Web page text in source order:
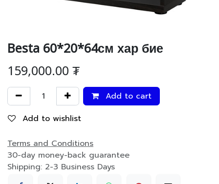
Besta 60*20*64см хар бие
159,000.00₮
Add to cart
Add to wishlist
Terms and Conditions
30-day money-back guarantee
Shipping: 2-3 Business Days